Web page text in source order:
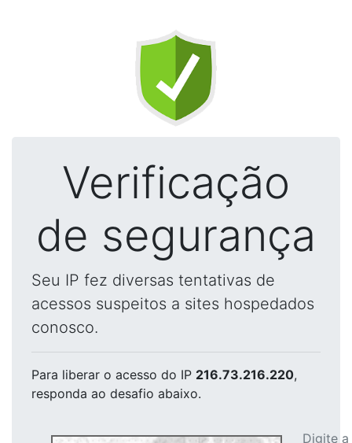
Verificação
de segurança
Seu IP fez diversas tentativas de
acessos suspeitos a sites hospedados
conosco.
Para liberar o acesso do IP 216.73.216.220,
responda ao desafio abaixo.
Digite